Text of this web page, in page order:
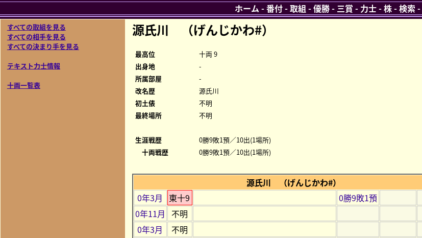
すべての取組を見る
すべての相手を見る
すべての決まり手を見る
テキスト力士情報
十両一覧表
源氏川 （げんじかわ#）
最高位
十両 9
出身地
-
所属部屋
-
改名歴
源氏川
初土俵
不明
最終場所
不明
生涯戦歴
0勝9敗1預／10出(1場所)
十両戦歴
0勝9敗1預／10出(1場所)
源氏川 （げんじかわ#）
0年3月
東十9
0勝9敗1預
0年11月
不明
0年3月
不明
ホーム -番付-取組 -優勝- 三賞 - 力士-株-検索 -